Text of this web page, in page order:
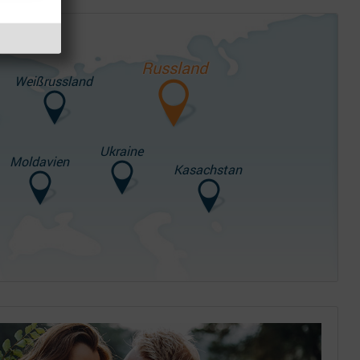
Weißrussland
Russland
Ukraine
Moldavien Kasachstan